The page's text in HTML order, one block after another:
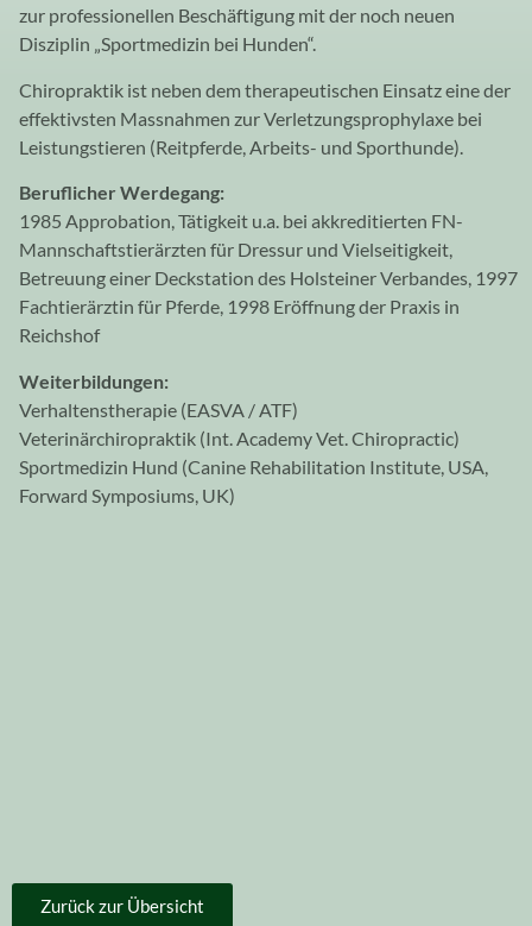
zur professionellen Beschäftigung mit der noch neuen
Disziplin „Sportmedizin bei Hunden“.
Chiropraktik ist neben dem therapeutischen Einsatz eine der
effektivsten Massnahmen zur Verletzungsprophylaxe bei
Leistungstieren (Reitpferde, Arbeits- und Sporthunde).
Beruflicher Werdegang:
1985 Approbation, Tätigkeit u.a. bei akkreditierten FN-
Mannschaftstierärzten für Dressur und Vielseitigkeit,
Betreuung einer Deckstation des Holsteiner Verbandes, 1997
Fachtierärztin für Pferde, 1998 Eröffnung der Praxis in
Reichshof
Weiterbildungen:
Verhaltenstherapie (EASVA / ATF)
Veterinärchiropraktik (Int. Academy Vet. Chiropractic)
Sportmedizin Hund (Canine Rehabilitation Institute, USA,
Forward Symposiums, UK)
Zurück zur Übersicht